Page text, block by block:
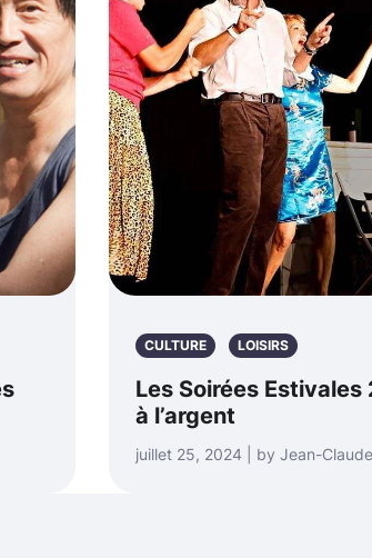
CULTURE LOISIRS
Les Soirées
à l’argent
juillet 25, 2024 | by Jean-